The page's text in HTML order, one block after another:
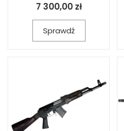
7 300,00 zł
Sprawdź